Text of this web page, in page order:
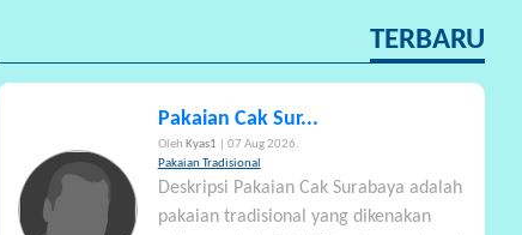
TERBARU
Pakaian Cak Sur...
Oleh Kyas1
| 07 Aug 2026.
Pakaian Tradisional
Deskripsi Pakaian Cak Surabaya adalah
pakaian tradisional yang dikenakan